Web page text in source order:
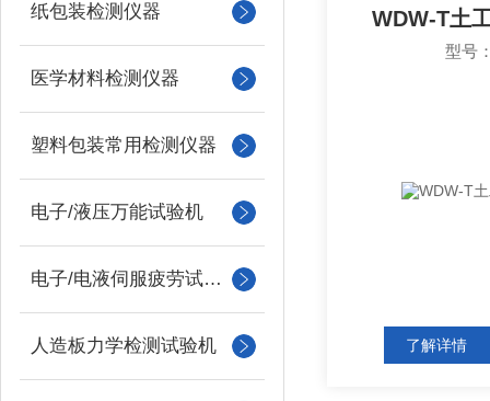
纸包装检测仪器
医学材料检测仪器
塑料包装常用检测仪器
电子/液压万能试验机
电子/电液伺服疲劳试验机
人造板力学检测试验机
WDW-T土
型号
了解详情